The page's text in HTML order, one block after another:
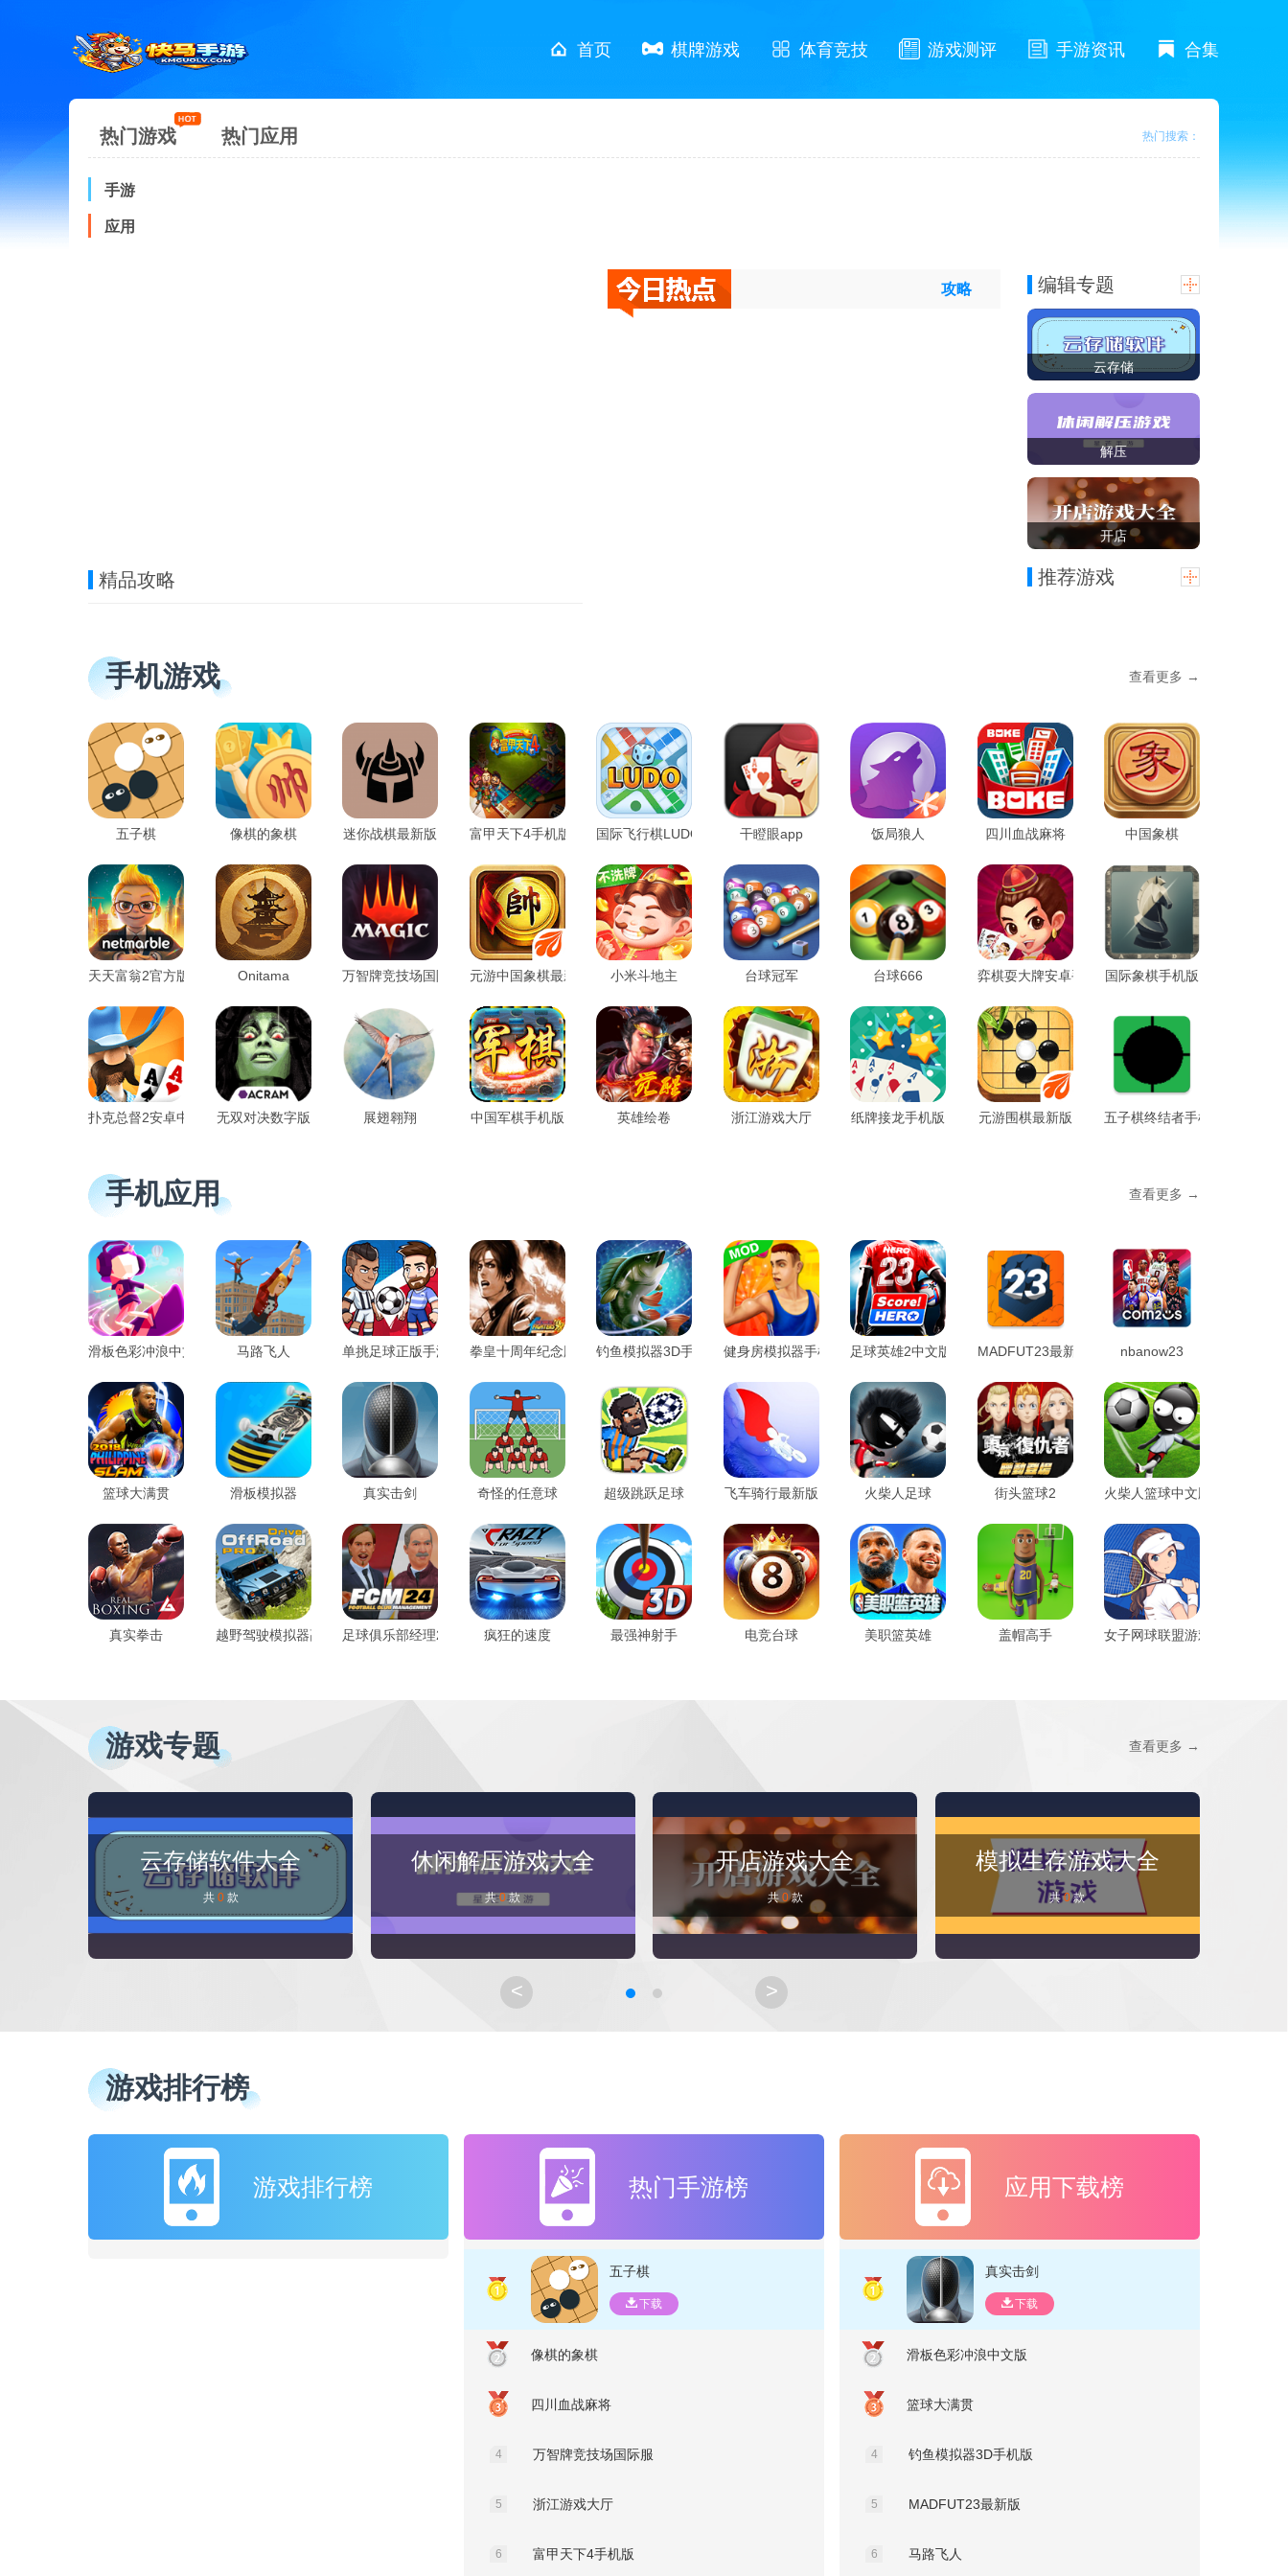
首页 棋牌游戏 体育竞技 游戏测评 手游资讯 合集
热门搜索：
热门游戏 热门应用
手游
应用
精品攻略
攻略 编辑专题
云存储
解压
开店
推荐游戏
手机游戏 查看更多 →
五子棋 像棋的象棋 迷你战棋最新版 富甲天下4手机版 国际飞行棋LUDO 干瞪眼app 饭局狼人 四川血战麻将 中国象棋
天天富翁2官方版(meta world)
Onitama 万智牌竞技场国际服 元游中国象棋最新版 小米斗地主 台球冠军 台球666 弈棋耍大牌安卓手机版国际象棋手机版
扑克总督2安卓中文版 无双对决数字版 展翅翱翔 中国军棋手机版 英雄绘卷 浙江游戏大厅 纸牌接龙手机版 元游围棋最新版 五子棋终结者手机版
手机应用 查看更多 →
滑板色彩冲浪中文版 马路飞人 单挑足球正版手游 拳皇十周年纪念版 钓鱼模拟器3D手机版 健身房模拟器手机版 足球英雄2中文版 MADFUT23最新版 nbanow23
篮球大满贯 滑板模拟器 真实击剑 奇怪的任意球 超级跳跃足球 飞车骑行最新版 火柴人足球 街头篮球2 火柴人篮球中文版
真实拳击 越野驾驶模拟器高级版足球俱乐部经理2024 疯狂的速度 最强神射手 电竞台球 美职篮英雄 盖帽高手 女子网球联盟游戏
游戏专题 查看更多 →
云存储软件大全
共 0 款
休闲解压游戏大全
共 0 款
开店游戏大全
共 0 款
模拟生存游戏大全
共 0 款
< >
游戏排行榜
游戏排行榜 热门手游榜
五子棋
下载
像棋的象棋
四川血战麻将
4 万智牌竞技场国际服
5 浙江游戏大厅
6 富甲天下4手机版
应用下载榜
真实击剑
下载
滑板色彩冲浪中文版
篮球大满贯
4 钓鱼模拟器3D手机版
5 MADFUT23最新版
6 马路飞人